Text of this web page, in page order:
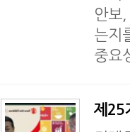
안보
는지
중요
제25